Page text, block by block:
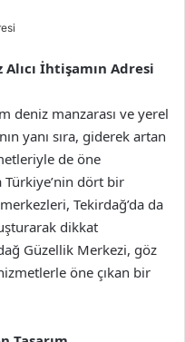
İhtişamın Adresi
deniz manzarası ve yerel
yanı sıra, giderek artan
de öne
Türkiye’nin dört bir
Tekirdağ’da da
dikkat
Güzellik Merkezi, göz
öne çıkan bir